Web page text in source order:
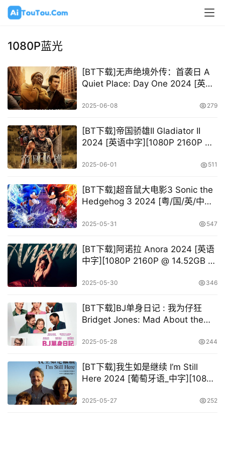
1080P蓝光
[BT下载]无声绝境外传：首袭日 A
Quiet Place: Day One 2024 [英语
45.78GB]
2025-06-08 279
[BT下载]帝国骄雄II Gladiator II
2024 [英语中字][1080P 2160P @
2025-06-01 511
[BT下载]超音鼠大电影3 Sonic the
Hedgehog 3 2024 [粤/国/英/中字]
28.18GB]
2025-05-31 547
[BT下载]阿诺拉 Anora 2024 [英语
中字][1080P 2160P @ 14.52GB –
奖（2025）最佳影片
2025-05-30 346
[BT下载]BJ单身日记 : 我为仔狂
Bridget Jones: Mad About the
15.80GB – 30.94GB]
2025-05-28 244
[BT下载]我生如是继续 I’m Still
Here‎ 2024 [葡萄牙语_中字][1080P
像奖（2025）最佳国际影片
2025-05-27 252